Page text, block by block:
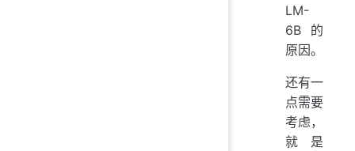
LM-
6B 的
原因。
还有一
点需要
考虑，
就是